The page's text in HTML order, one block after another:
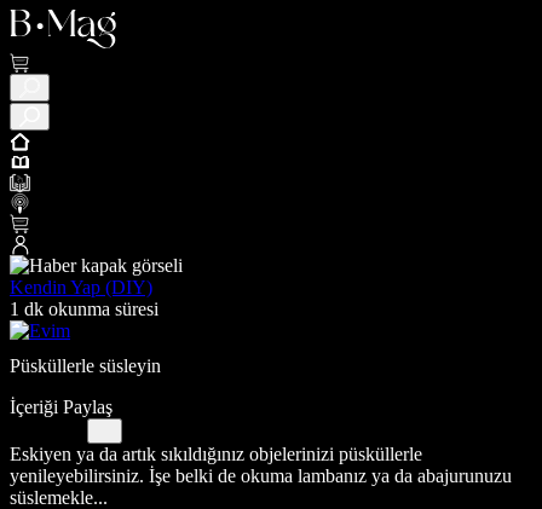
Kendin Yap (DIY)
1 dk okunma süresi
Püsküllerle süsleyin
İçeriği Paylaş
Eskiyen ya da artık sıkıldığınız objelerinizi püsküllerle
yenileyebilirsiniz. İşe belki de okuma lambanız ya da abajurunuzu
süslemekle...